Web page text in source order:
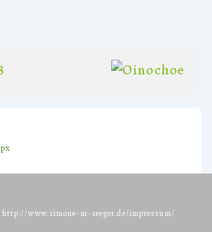
px
http://www.simone-m-seeger.de/impressum/